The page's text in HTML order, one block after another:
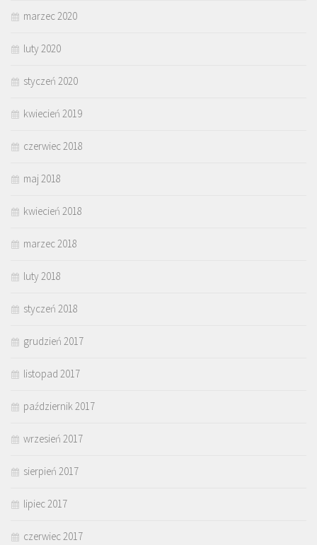
marzec 2020
luty 2020
styczeń 2020
kwiecień 2019
czerwiec 2018
maj 2018
kwiecień 2018
marzec 2018
luty 2018
styczeń 2018
grudzień 2017
listopad 2017
październik 2017
wrzesień 2017
sierpień 2017
lipiec 2017
czerwiec 2017